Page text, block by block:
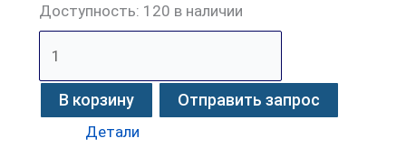
Доступность: 120 в наличии
В корзину Отправить запрос
Детали